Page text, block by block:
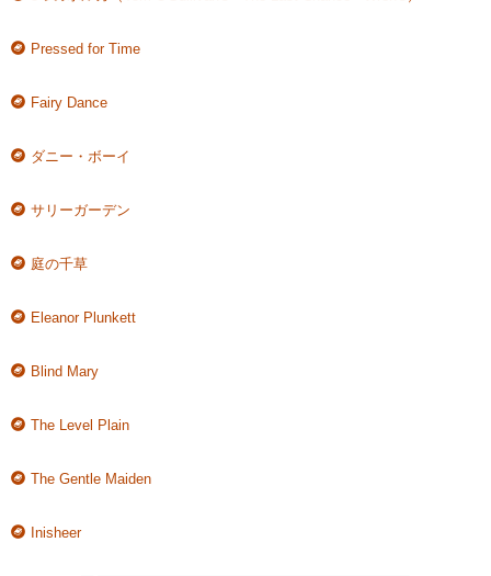
Pressed for Time
Fairy Dance
ダニー・ボーイ
サリーガーデン
庭の千草
Eleanor Plunkett
Blind Mary
The Level Plain
The Gentle Maiden
Inisheer